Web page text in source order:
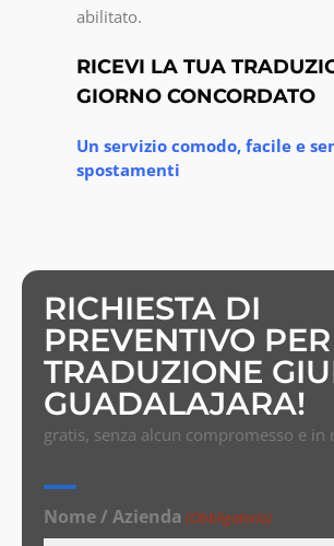
abilitato.
RICEVI LA TUA
GIORNO CONCORDATO
Un servizio comodo, facile e
spostamenti
RICHIESTA DI
PREVENTIVO PER
TRADUZIONE
GUADALAJARA!
gratis, senza alcun compromesso e
Nome / Azienda (Obbligatorio)